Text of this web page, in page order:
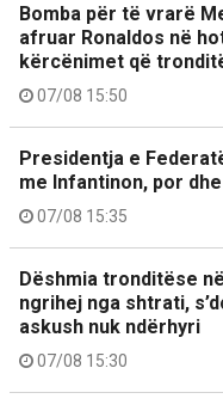
Bomba për të vrarë
afruar Ronaldos në
kërcënimet që
07/08 15:50
Presidentja e
me Infantinon, por
07/08 15:35
Dëshmia tronditëse
ngrihej nga shtrati,
askush nuk ndërhyri
07/08 15:30